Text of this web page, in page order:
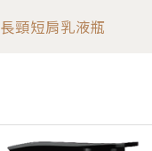
長頸短肩乳液瓶